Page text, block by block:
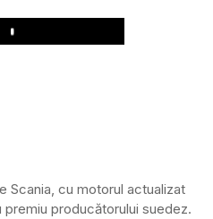
Play
Scania, cu motorul actualizat
premiu producătorului suedez.